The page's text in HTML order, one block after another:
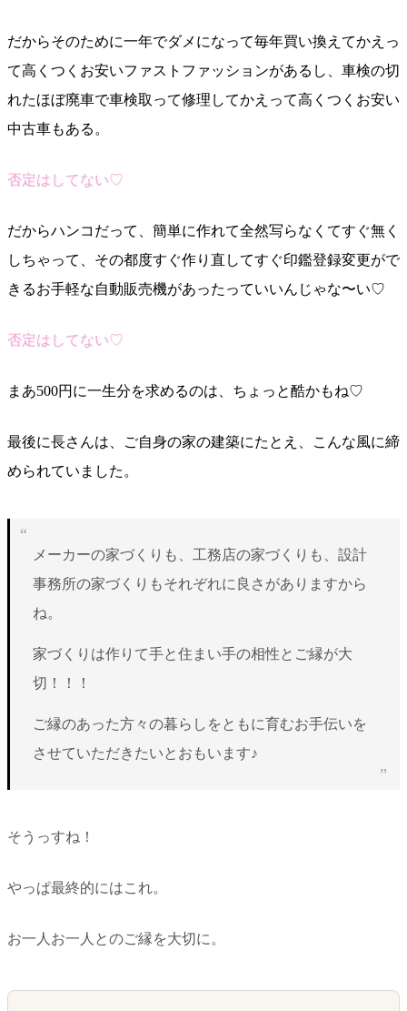
だからそのために一年でダメになって毎年買い換えてかえっ
て高くつくお安いファストファッションがあるし、車検の切
れたほぼ廃車で車検取って修理してかえって高くつくお安い
中古車もある。
否定はしてない♡
だからハンコだって、簡単に作れて全然写らなくてすぐ無く
しちゃって、その都度すぐ作り直してすぐ印鑑登録変更がで
きるお手軽な自動販売機があったっていいんじゃな〜い♡
否定はしてない♡
まあ500円に一生分を求めるのは、ちょっと酷かもね♡
最後に長さんは、ご自身の家の建築にたとえ、こんな風に締
められていました。
メーカーの家づくりも、工務店の家づくりも、設計
事務所の家づくりもそれぞれに良さがありますから
ね。
家づくりは作りて手と住まい手の相性とご縁が大
切！！！
ご縁のあった方々の暮らしをともに育むお手伝いを
させていただきたいとおもいます♪
そうっすね！
やっぱ最終的にはこれ。
お一人お一人とのご縁を大切に。